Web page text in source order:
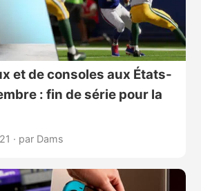
et de consoles aux États-
: fin de série pour la
· par Dams